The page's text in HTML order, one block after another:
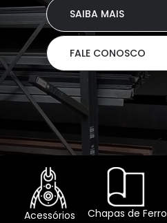
SAIBA MAIS
FALE CONOSCO
Acessórios Chapas de Ferro